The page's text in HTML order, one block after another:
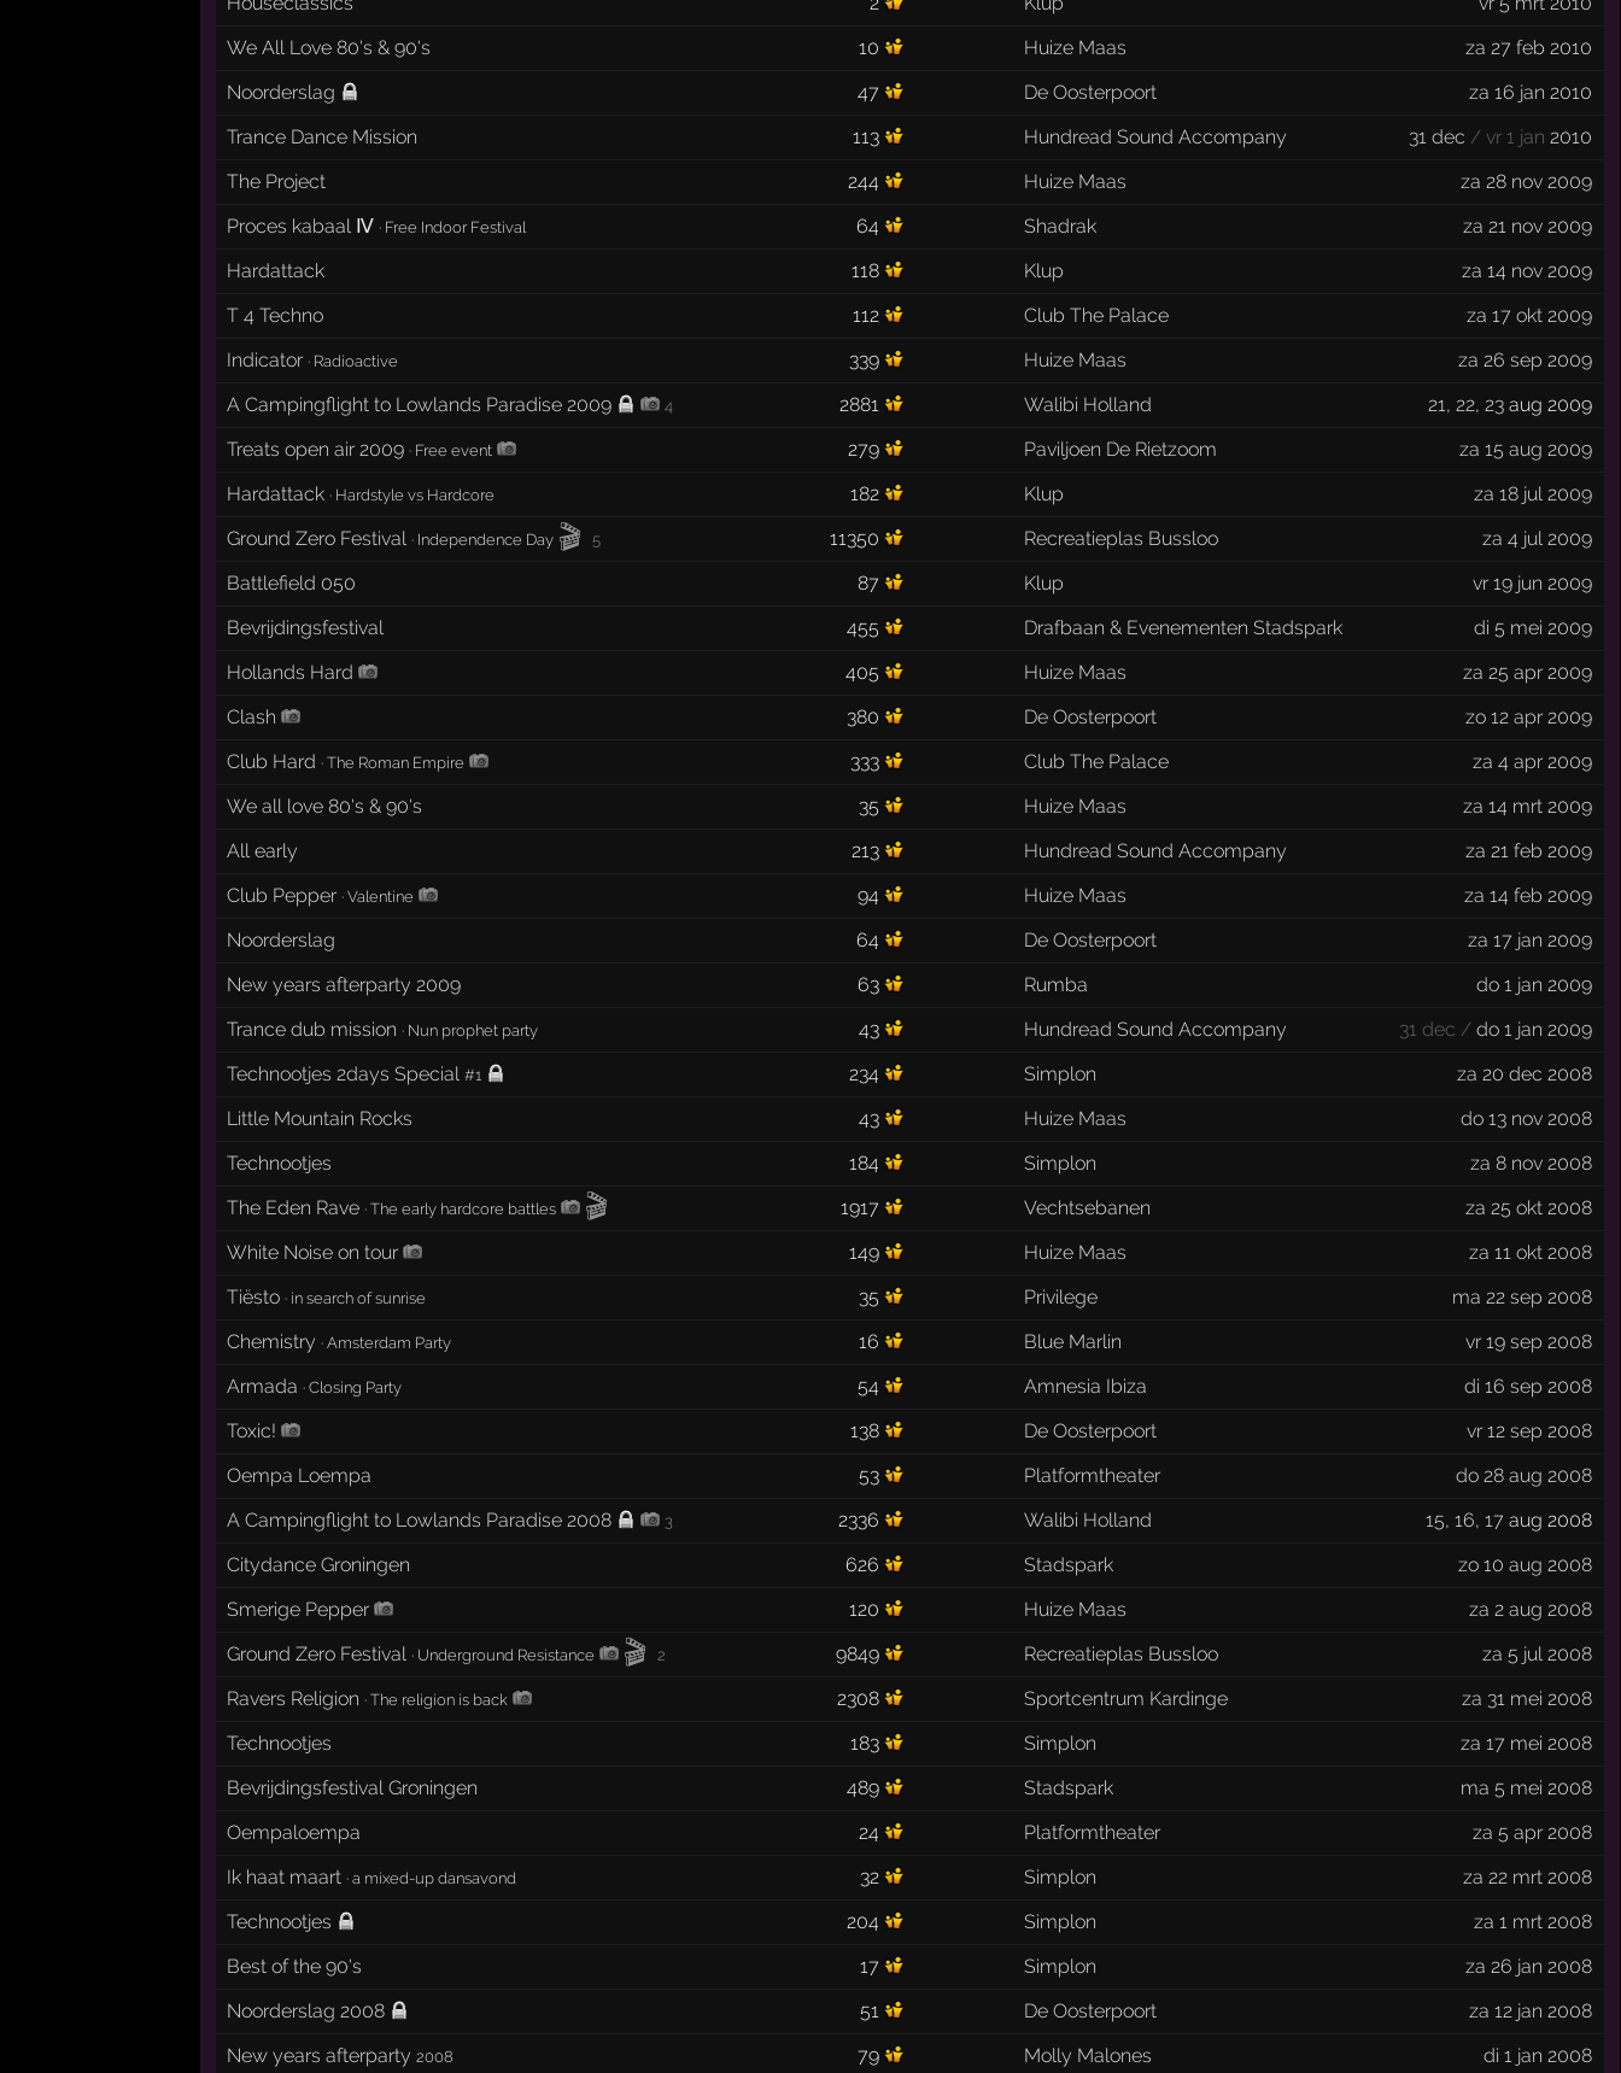
We All Love 80's & 90's
10 Huize Maas
za 27 feb 2010
Noorderslag
47 De Oosterpoort
za 16 jan 2010
Trance Dance Mission
113 Hundread Sound Accompany 31 dec / vr 1 jan 2010
The Project
244 Huize Maas
za 28 nov 2009
Proces kabaal Ⅳ · Free Indoor Festival 64 Shadrak
za 21 nov 2009
Hardattack
118 Klup
za 14 nov 2009
T 4 Techno
112 Club The Palace
za 17 okt 2009
Indicator · Radioactive 339 Huize Maas
za 26 sep 2009
A Campingflight to Lowlands Paradise 2009
4 2881 Walibi Holland 21, 22, 23 aug 2009
Treats open air 2009 · Free event 279 Paviljoen De Rietzoom
za 15 aug 2009
Hardattack · Hardstyle vs Hardcore 182 Klup
za 18 jul 2009
Ground Zero Festival · Independence Day 🎬 5 11350 Recreatieplas Bussloo
za 4 jul 2009
Battlefield 050
87 Klup
vr 19 jun 2009
Bevrijdingsfestival
455 Drafbaan & Evenementen Stadspark
di 5 mei 2009
Hollands Hard
405 Huize Maas
za 25 apr 2009
Clash
380 De Oosterpoort
zo 12 apr 2009
Club Hard ·The Roman Empire 333 Club The Palace
za 4 apr 2009
We all love 80's & 90's
35 Huize Maas
za 14 mrt 2009
All early
213 Hundread Sound Accompany
za 21 feb 2009
Club Pepper ·Valentine 94 Huize Maas
za 14 feb 2009
Noorderslag
64 De Oosterpoort
za 17 jan 2009
New years afterparty 2009
63 Rumba
do 1 jan 2009
Trance dub mission · Nun prophet party 43 Hundread Sound Accompany 31 dec / do 1 jan 2009
Technootjes 2days Special#1 234 Simplon
za 20 dec 2008
Little Mountain Rocks
43 Huize Maas
do 13 nov 2008
Technootjes
184 Simplon
za 8 nov 2008
The Eden Rave ·The early hardcore battles 🎬 1917 Vechtsebanen
za 25 okt 2008
White Noise on tour
149 Huize Maas
za 11 okt 2008
Tiësto · in search of sunrise 35 Privilege
ma 22 sep 2008
Chemistry ·Amsterdam Party 16 Blue Marlin
vr 19 sep 2008
Armada ·Closing Party 54 Amnesia Ibiza
di 16 sep 2008
Toxic!
138 De Oosterpoort
vr 12 sep 2008
Oempa Loempa
53 Platformtheater
do 28 aug 2008
A Campingflight to Lowlands Paradise 2008
3 2336 Walibi Holland 15,16,17 aug 2008
Citydance Groningen
626 Stadspark
zo 10 aug 2008
Smerige Pepper
120 Huize Maas
za 2 aug 2008
Ground Zero Festival · Underground Resistance 🎬 2 9849 Recreatieplas Bussloo
za 5 jul 2008
Ravers Religion ·The religion is back 2308 Sportcentrum Kardinge
za 31 mei 2008
Technootjes
183 Simplon
za 17 mei 2008
Bevrijdingsfestival Groningen
489 Stadspark
ma 5 mei 2008
Oempaloempa
24 Platformtheater
za 5 apr 2008
Ik haat maart ·a mixed-up dansavond 32 Simplon
za 22 mrt 2008
Technootjes
204 Simplon
za 1 mrt 2008
Best of the 90's
17 Simplon
za 26 jan 2008
Noorderslag 2008
51 De Oosterpoort
za 12 jan 2008
New years afterparty2008 79 Molly Malones di 1 jan 2008